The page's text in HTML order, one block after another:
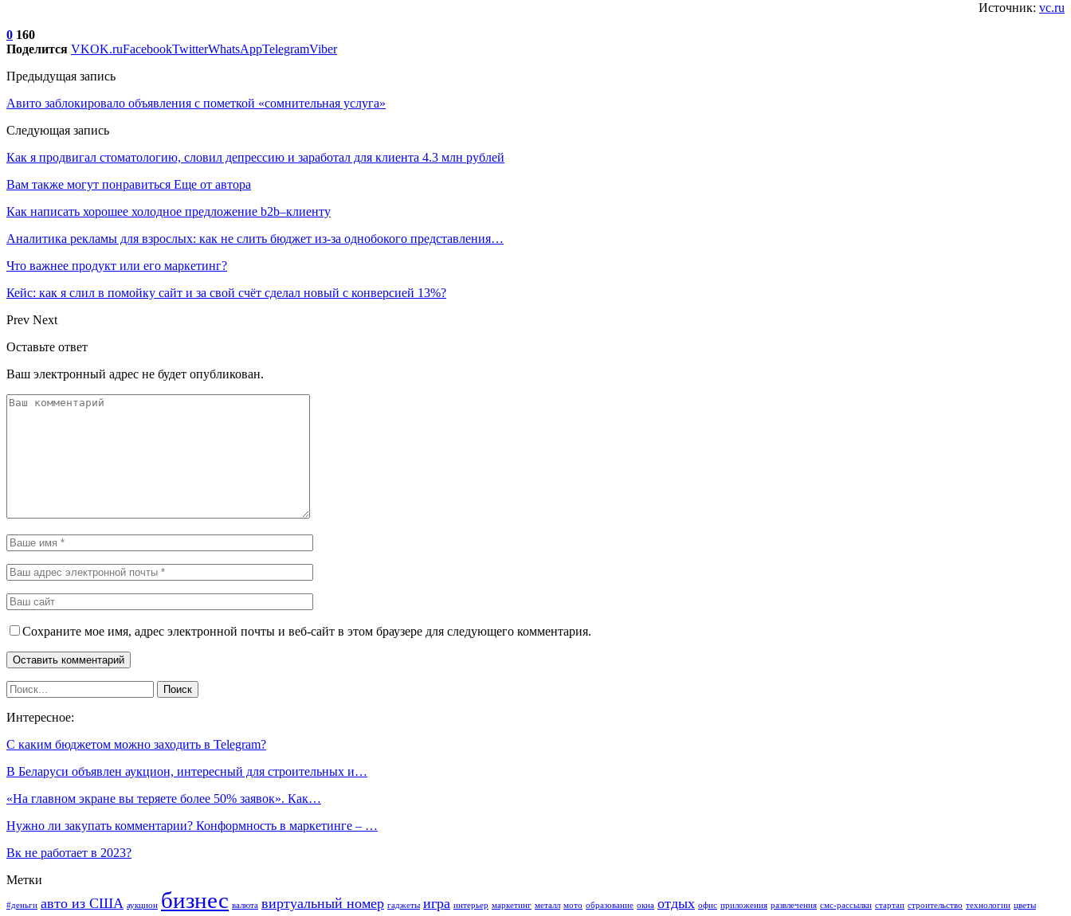
Источник: vc.ru
0 160
Поделится VKOK.ruFacebookTwitterWhatsAppTelegramViber
Предыдущая запись
Авито заблокировало объявления с пометкой «сомнительная услуга»
Следующая запись
Как я продвигал стоматологию, словил депрессию и заработал для клиента 4.3 млн рублей
Вам также могут понравиться Еще от автора
Как написать хорошее холодное предложение b2b–клиенту
Аналитика рекламы для взрослых: как не слить бюджет из-за однобокого представления…
Что важнее продукт или его маркетинг?
Кейс: как я слил в помойку сайт и за свой счёт сделал новый с конверсией 13%?
Prev Next
Оставьте ответ
Ваш электронный адрес не будет опубликован.
Сохраните мое имя, адрес электронной почты и веб-сайт в этом браузере для следующего комментария.
Интересное:
С каким бюджетом можно заходить в Telegram?
В Беларуси объявлен аукцион, интересный для строительных и…
«На главном экране вы теряете более 50% заявок». Как…
Нужно ли закупать комментарии? Конформность в маркетинге – …
Вк не работает в 2023?
Метки
#деньги авто из США аукцион бизнес валюта виртуальный номер гаджеты игра интерьер маркетинг металл мото образование окна отдых офис приложения развлечения смс-рассылки стартап строительство технологии цветы